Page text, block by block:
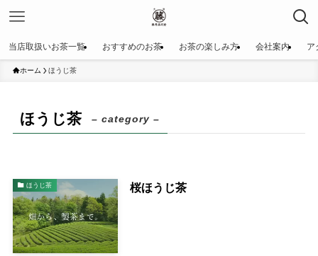
当店取扱いお茶一覧 おすすめのお茶 お茶の楽しみ方 会社案内 ア
ホーム ほうじ茶
ほうじ茶 – category –
ほうじ茶 桜ほうじ茶